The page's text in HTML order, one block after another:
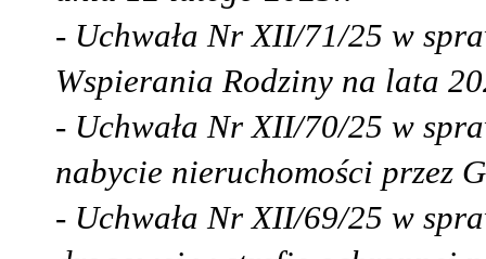
- Uchwała Nr XII/71/25 w
Wspierania Rodziny na lata
- Uchwała Nr XII/70/25 w
nabycie nieruchomości przez
- Uchwała Nr XII/69/25 w